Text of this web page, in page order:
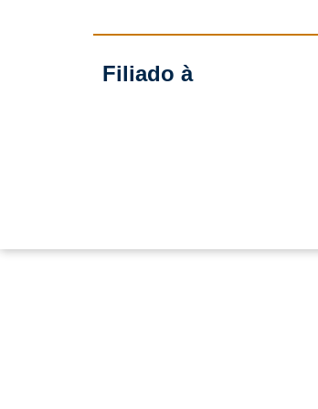
Filiado à